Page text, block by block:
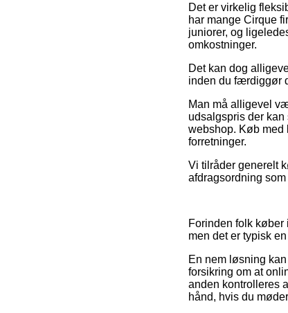
Det er virkelig
har mange Cirque
juniorer, og
omkostninger.
Det kan dog
inden du færdiggør
Man må alligevel
udsalgspris der
webshop. Køb med
forretninger.
Vi tilråder generelt
afdragsordning
Forinden folk
men det er typisk
En nem løsning
forsikring om at
anden kontrolleres
hånd, hvis du